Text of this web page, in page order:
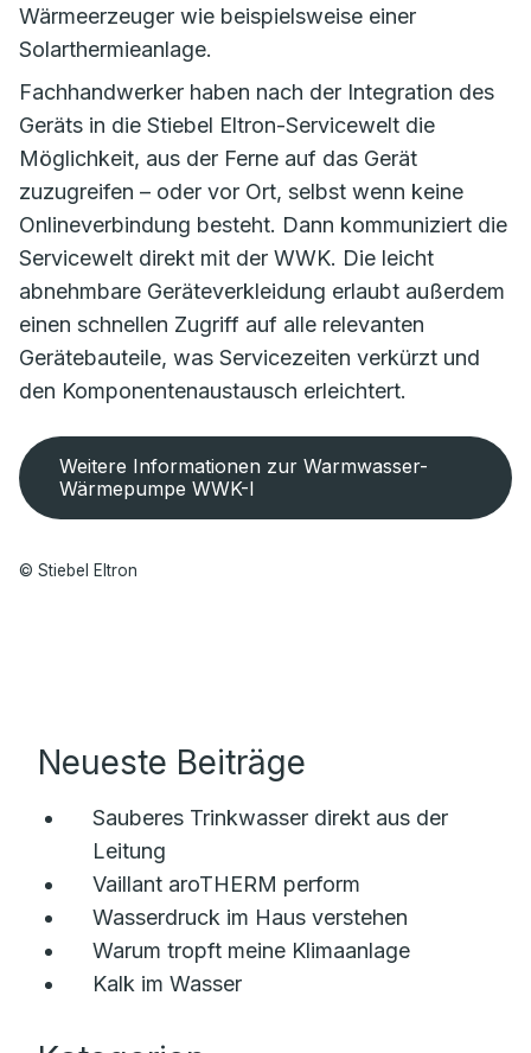
Wärmeerzeuger wie beispielsweise einer
Solarthermieanlage.
Fachhandwerker haben nach der Integration des
Geräts in die Stiebel Eltron-Servicewelt die
Möglichkeit, aus der Ferne auf das Gerät
zuzugreifen – oder vor Ort, selbst wenn keine
Onlineverbindung besteht. Dann kommuniziert die
Servicewelt direkt mit der WWK. Die leicht
abnehmbare Geräteverkleidung erlaubt außerdem
einen schnellen Zugriff auf alle relevanten
Gerätebauteile, was Servicezeiten verkürzt und
den Komponentenaustausch erleichtert.
Weitere Informationen zur Warmwasser-
Wärmepumpe WWK-I
© Stiebel Eltron
Neueste Beiträge
Sauberes Trinkwasser direkt aus der
Leitung
Vaillant aroTHERM perform
Wasserdruck im Haus verstehen
Warum tropft meine Klimaanlage
Kalk im Wasser